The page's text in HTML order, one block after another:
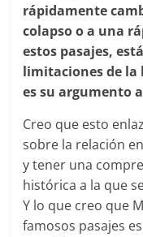
rápidamente
colapso o a una
estos pasajes,
limitaciones de la
es su argumento
Creo que esto
sobre la relación
y tener una
histórica a la que
Y lo que creo que
famosos pasajes